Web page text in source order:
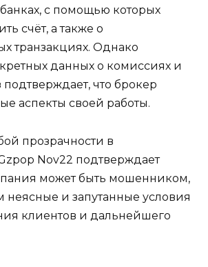
с помощью которых
счёт, а также о
транзакциях. Однако
данных о комиссиях и
подтверждает, что брокер
аспекты своей работы.
прозрачности в
Nov22 подтверждает
может быть мошенником,
и запутанные условия
клиентов и дальнейшего